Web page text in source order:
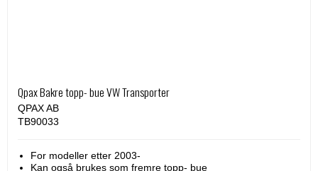
Qpax Bakre topp- bue VW Transporter
QPAX AB
TB90033
For modeller etter 2003-
Kan også brukes som fremre topp- bue